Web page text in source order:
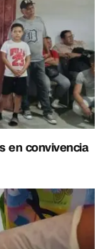
en convivencia